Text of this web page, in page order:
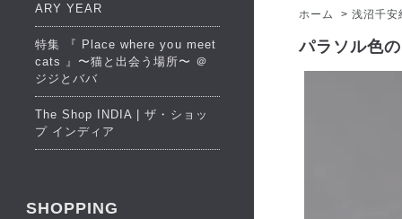
ホーム >浅沼千安
パラソル色
ARY YEAR
特集 『 Place where you meet
cats 』〜猫と出会う場所〜 ＠
ジジとババ
The Shop INDIA | ザ・ショッ
プ インディア
SHOPPING